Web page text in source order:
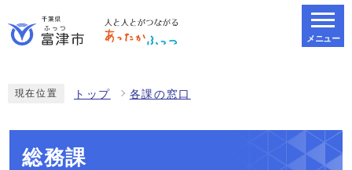
メニュー
現在位置 トップ 各課の窓口
総務課